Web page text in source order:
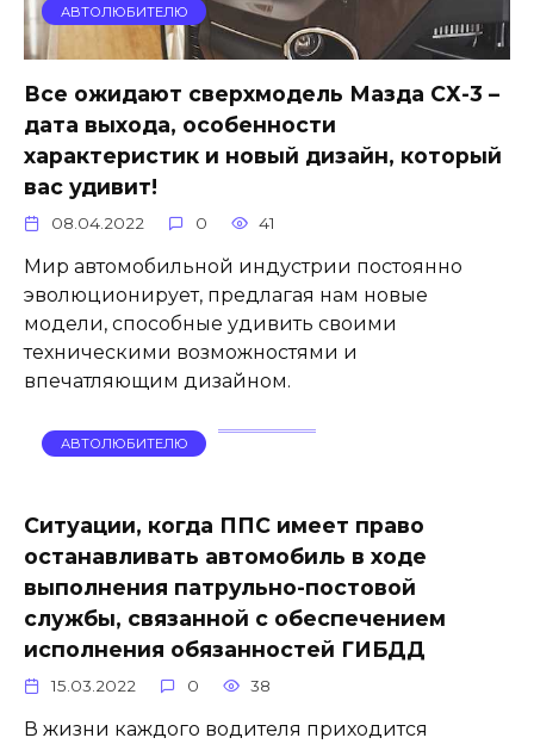
АВТОЛЮБИТЕЛЮ
Все ожидают сверхмодель Мазда СХ-3 –
дата выхода, особенности
характеристик и новый дизайн, который
вас удивит!
08.04.2022 0 41
Мир автомобильной индустрии постоянно
эволюционирует, предлагая нам новые
модели, способные удивить своими
техническими возможностями и
впечатляющим дизайном.
АВТОЛЮБИТЕЛЮ
Ситуации, когда ППС имеет право
останавливать автомобиль в ходе
выполнения патрульно-постовой
службы, связанной с обеспечением
исполнения обязанностей ГИБДД
15.03.2022 0 38
В жизни каждого водителя приходится